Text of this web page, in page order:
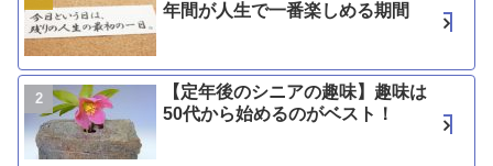
年間が人生で一番楽しめる期間
【定年後のシニアの趣味】趣味は
50代から始めるのがベスト！